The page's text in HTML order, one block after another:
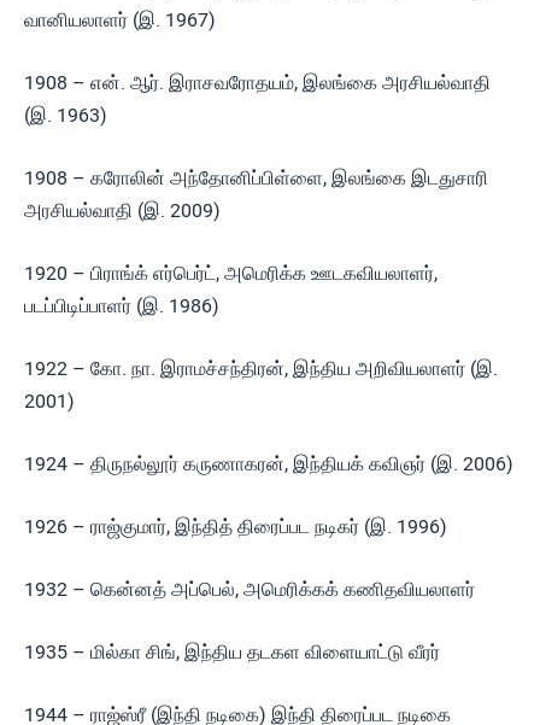
வானியலாளர் (இ. 1967)
1908 – என். ஆர். இராசவரோதயம், இலங்கை அரசியல்வாதி
(இ. 1963)
1908 – கரோலின் அந்தோனிப்பிள்ளை, இலங்கை இடதுசாரி
அரசியல்வாதி (இ. 2009)
1920 – பிராங்க் எர்பெர்ட், அமெரிக்க ஊடகவியலாளர்,
படப்பிடிப்பாளர் (இ. 1986)
1922 – கோ. நா. இராமச்சந்திரன், இந்திய அறிவியலாளர் (இ.
2001)
1924 – திருநல்லூர் கருணாகரன், இந்தியக் கவிஞர் (இ. 2006)
1926 – ராஜ்குமார், இந்தித் திரைப்பட நடிகர் (இ. 1996)
1932 – கென்னத் அப்பெல், அமெரிக்கக் கணிதவியலாளர்
1935 – மில்கா சிங், இந்திய தடகள விளையாட்டு வீரர்
1944 – ராஜ்ஸ்ரீ (இந்தி நடிகை) இந்தி திரைப்பட நடிகை